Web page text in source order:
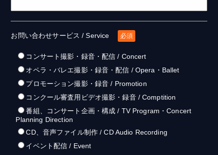
お問い合わせサービス / Service 必須
コンサート撮影・録音・配信 / Concert
オペラ・バレエ撮影・録音・配信 / Opera・Ballet
プロモーション撮影・録音 / Promotion
コンクール審査用ビデオ撮影・録音 / Comptition
番組、コンサート企画・構成 / TV Program・Concert
Planning Direction
CD、音声ファイル制作 / CD Audio Recording
イベント配信 / Event